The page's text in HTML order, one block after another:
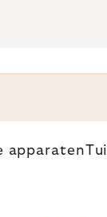
apparaten